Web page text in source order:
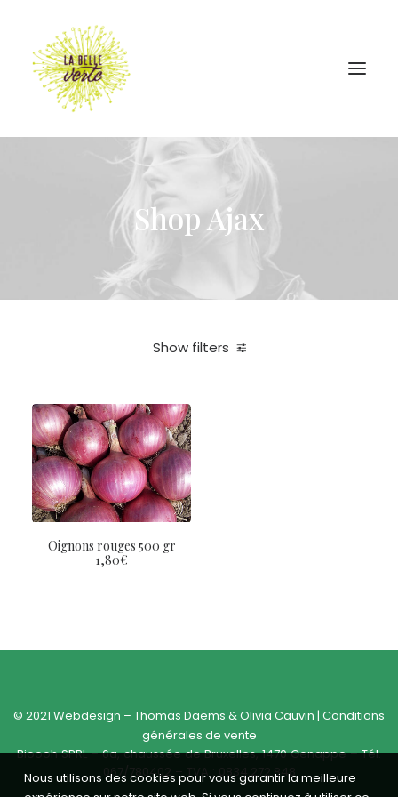
Shop Ajax
Show filters
Oignons rouges 500 gr
1,80€
© 2021 Webdesign – Thomas Daems &Olivia Cauvin | Conditions
générales de vente
Bioooh SPRL – 6a, chaussée de Bruxelles, 1470 Genappe – Tél.
067/780402 – TVA : 0834.272.848
Nous utilisons des cookies pour vous garantir la meilleure